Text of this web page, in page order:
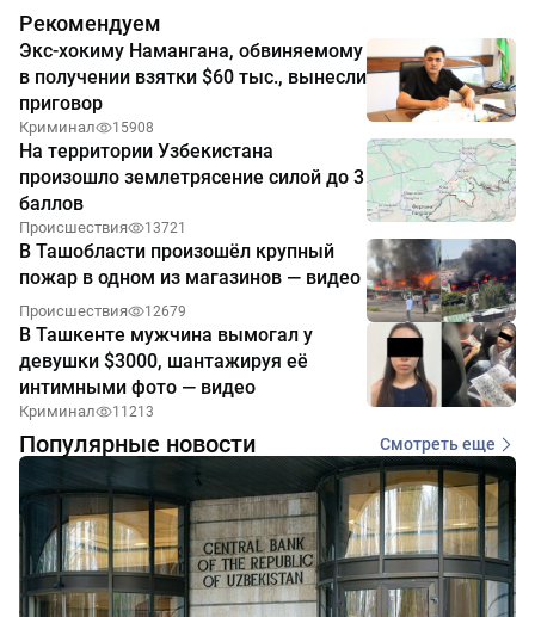
Рекомендуем
Экс-хокиму Намангана, обвиняемому
в получении взятки $60 тыс., вынесли
приговор
Криминал 15908
На территории Узбекистана
произошло землетрясение силой до 3
баллов
Происшествия 13721
В Ташобласти произошёл крупный
пожар в одном из магазинов — видео
Происшествия 12679
В Ташкенте мужчина вымогал у
девушки $3000, шантажируя её
интимными фото — видео
Криминал 11213
Популярные новости Смотреть еще